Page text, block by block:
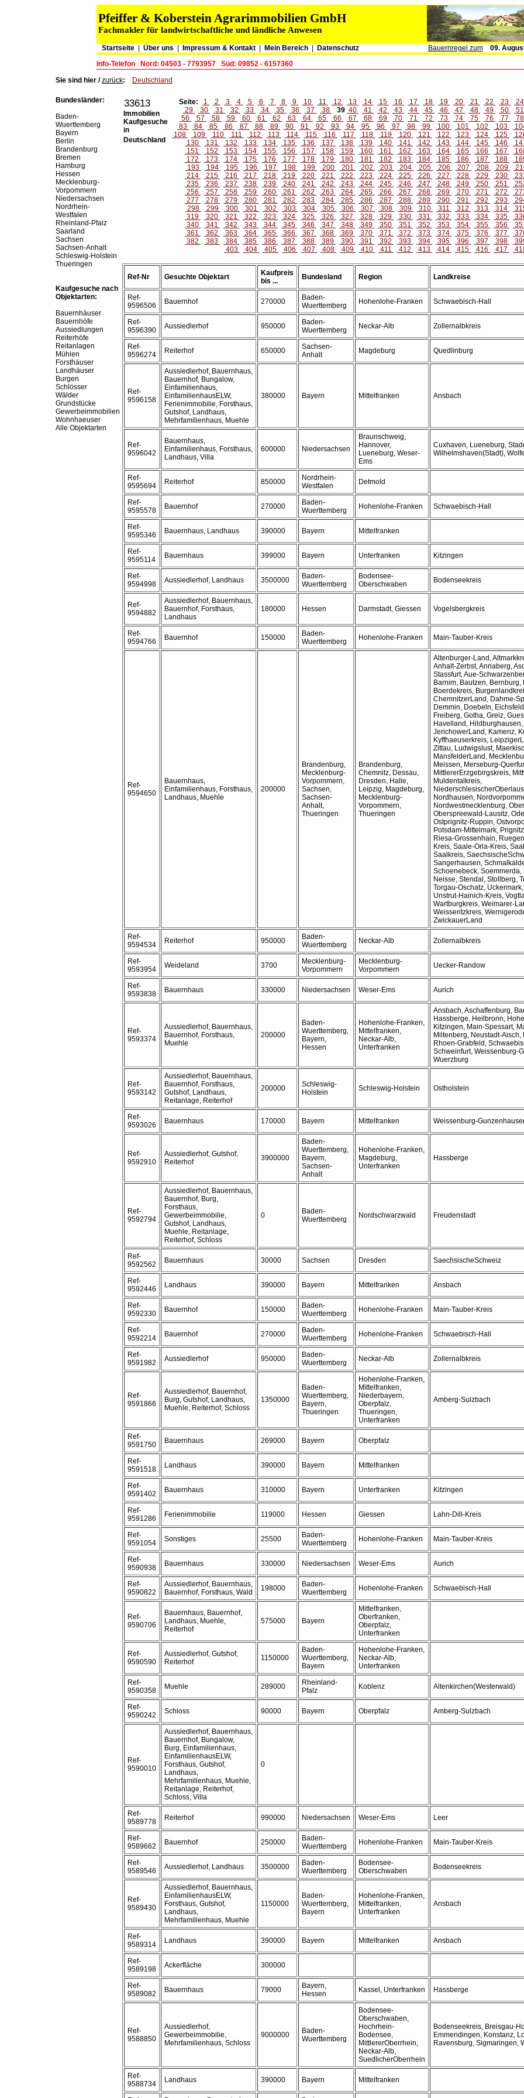
Pfeiffer & Koberstein Agrarimmobilien GmbH
Fachmakler für landwirtschaftliche und ländliche Anwesen
Startseite| Über uns Impressum & Kontakt| Mein Bereich Datenschutz Bauernregel zum
09.
Info-Telefon
Nord: 04503 - 7793957 Süd: 09852 - 6157360
Sie sind hier /zurück: Deutschland
Bundesländer:
Baden-
Wuerttemberg
Bayern
Berlin
Brandenburg
Bremen
Hamburg
Hessen
Mecklenburg-
Vorpommern
Niedersachsen
Nordrhein-
Westfalen
Rheinland-Pfalz
Saarland
Sachsen
Sachsen-Anhalt
Schleswig-Holstein
Thueringen
Kaufgesuche nach
Objektarten:
Bauernhäuser
Bauernhöfe
Aussiedlungen
Reiterhöfe
Reitanlagen
Mühlen
Forsthäuser
Landhäuser
Burgen
Schlösser
Wälder
Grundstücke
Gewerbeimmobilien
Wohnhaeuser
Alle Objektarten
33613
Immobilien
Kaufgesuche
in
Deutschland
Seite: 1 2 3 4 5 6 7 8 9 10 11 12 13 14 15 16 17 18 19 20 21 22 23 24
29
30 31 32 33 34 35 36 37 38 39 40 41 42 43 44 45 46 47 48 49 50 51
56
57 58 59 60 61 62 63 64 65 66 67 68 69 70 71 72 73 74 75 76 77 78
83
84 85 86 87 88 89 90 91 92 93 94 95 96 97 98 99 100 101 102 103
108
109 110 111 112 113 114 115 116 117 118 119 120 121 122 123 124 125
130
131 132 133 134 135 136 137 138 139 140 141 142 143 144 145 146
151
152 153 154 155 156 157 158 159 160 161 162 163 164 165 166 167
172
173 174 175 176 177 178 179 180 181 182 183 184 185 186 187 188
193
194 195 196 197 198 199 200 201 202 203 204 205 206 207 208 209
214
215 216 217 218 219 220 221 222 223 224 225 226 227 228 229 230
235
236 237 238 239 240 241 242 243 244 245 246 247 248 249 250 251
256
257 258 259 260 261 262 263 264 265 266 267 268 269 270 271 272
277
278 279 280 281 282 283 284 285 286 287 288 289 290 291 292 293
298
299 300 301 302 303 304 305 306 307 308 309 310 311 312 313 314
319
320 321 322 323 324 325 326 327 328 329 330 331 332 333 334 335
340
341 342 343 344 345 346 347 348 349 350 351 352 353 354 355 356
361
362 363 364 365 366 367 368 369 370 371 372 373 374 375 376 377
382
383 384 385 386 387 388 389 390 391 392 393 394 395 396 397 398
403
404 405 406 407 408 409 410 411 412 413 414 415 416 417
Ref-Nr Gesuchte Objektart
Kaufpreis
bis ...
Bundesland Region Landkreise
Ref-
9596506
Bauernhof 270000
Baden-
Wuerttemberg
Hohenlohe-Franken Schwaebisch-Hall
Ref-
9596390
Aussiedlerhof 950000
Baden-
Wuerttemberg
Neckar-Alb Zollernalbkreis
Ref-
9596274
Reiterhof 650000
Sachsen-
Anhalt
Magdeburg Quedlinburg
Ref-
9596158
Aussiedlerhof, Bauernhaus,
Bauernhof, Bungalow,
Einfamilienhaus,
EinfamilienhausELW,
Ferienimmobilie, Forsthaus,
Gutshof, Landhaus,
Mehrfamilienhaus, Muehle
380000 Bayern Mittelfranken Ansbach
Ref-
9596042
Bauernhaus,
Einfamilienhaus, Forsthaus,
Landhaus, Villa
600000 Niedersachsen
Braunschweig,
Hannover,
Lueneburg, Weser-
Ems
Cuxhaven, Lueneburg,
Wilhelmshaven(Stadt),
Ref-
9595694
Reiterhof 850000
Nordrhein-
Westfalen
Detmold
Ref-
9595578
Bauernhof 270000
Baden-
Wuerttemberg
Hohenlohe-Franken Schwaebisch-Hall
Ref-
9595346
Bauernhaus, Landhaus 390000 Bayern Mittelfranken
Ref-
9595114
Bauernhaus 399000 Bayern Unterfranken Kitzingen
Ref-
9594998
Aussiedlerhof, Landhaus 3500000
Baden-
Wuerttemberg
Bodensee-
Oberschwaben
Bodenseekreis
Ref-
9594882
Aussiedlerhof, Bauernhaus,
Bauernhof, Forsthaus,
Landhaus
180000 Hessen Darmstadt, Giessen Vogelsbergkreis
Ref-
9594766
Bauernhof 150000
Baden-
Wuerttemberg
Hohenlohe-Franken Main-Tauber-Kreis
Ref-
9594650
Bauernhaus,
Einfamilienhaus, Forsthaus,
Landhaus, Muehle
200000
Brandenburg,
Mecklenburg-
Vorpommern,
Sachsen,
Sachsen-
Anhalt,
Thueringen
Brandenburg,
Chemnitz, Dessau,
Dresden, Halle,
Leipzig, Magdeburg,
Mecklenburg-
Vorpommern,
Thueringen
Altenburger-Land,
Anhalt-Zerbst, Annaberg,
Stassfurt, Aue-
Barnim, Bautzen, Bernburg,
Boerdekreis,
ChemnitzerLand, Dahme-
Demmin, Doebeln,
Freiberg, Gotha, Greiz,
Havelland,
JerichowerLand, Kamenz,
Kyffhaeuserkreis,
Zittau, Ludwigslust,
MansfelderLand,
Meissen, Merseburg-
MittlererErzgebirgskreis,
Muldentalkreis,
Nordhausen,
Nordwestmecklenburg,
Oberspreewald-Lausitz,
Ostprignitz-Ruppin,
Potsdam-Mittelmark,
Riesa-Grossenhain,
Kreis, Saale-Orla-Kreis,
Saalkreis,
Sangerhausen,
Schoenebeck,
Neisse, Stendal, Stollberg,
Torgau-Oschatz,
Unstrut-Hainich-Kreis,
Wartburgkreis, Weimarer-
Weisseritzkreis,
ZwickauerLand
Ref-
9594534
Reiterhof 950000
Baden-
Wuerttemberg
Neckar-Alb Zollernalbkreis
Ref-
9593954
Weideland 3700
Mecklenburg-
Vorpommern
Mecklenburg-
Vorpommern
Uecker-Randow
Ref-
9593838
Bauernhaus 330000 Niedersachsen Weser-Ems Aurich
Ref-
9593374
Aussiedlerhof, Bauernhaus,
Bauernhof, Forsthaus,
Muehle
200000
Baden-
Wuerttemberg,
Bayern,
Hessen
Hohenlohe-Franken,
Mittelfranken,
Neckar-Alb,
Unterfranken
Ansbach, Aschaffenburg,
Hassberge, Heilbronn,
Kitzingen, Main-Spessart,
Miltenberg, Neustadt-
Rhoen-Grabfeld,
Schweinfurt, Weissenburg-
Wuerzburg
Ref-
9593142
Aussiedlerhof, Bauernhaus,
Bauernhof, Forsthaus,
Gutshof, Landhaus,
Reitanlage, Reiterhof
200000
Schleswig-
Holstein
Schleswig-Holstein Ostholstein
Ref-
9593026
Bauernhaus 170000 Bayern Mittelfranken Weissenburg-
Ref-
9592910
Aussiedlerhof, Gutshof,
Reiterhof
3900000
Baden-
Wuerttemberg,
Bayern,
Sachsen-
Anhalt
Hohenlohe-Franken,
Magdeburg,
Unterfranken
Hassberge
Ref-
9592794
Aussiedlerhof, Bauernhaus,
Bauernhof, Burg,
Forsthaus,
Gewerbeimmobilie,
Gutshof, Landhaus,
Muehle, Reitanlage,
Reiterhof, Schloss
0
Baden-
Wuerttemberg
Nordschwarzwald Freudenstadt
Ref-
9592562
Bauernhaus 30000 Sachsen Dresden SaechsischeSchweiz
Ref-
9592446
Landhaus 390000 Bayern Mittelfranken Ansbach
Ref-
9592330
Bauernhof 150000
Baden-
Wuerttemberg
Hohenlohe-Franken Main-Tauber-Kreis
Ref-
9592214
Bauernhof 270000
Baden-
Wuerttemberg
Hohenlohe-Franken Schwaebisch-Hall
Ref-
9591982
Aussiedlerhof 950000
Baden-
Wuerttemberg
Neckar-Alb Zollernalbkreis
Ref-
9591866
Aussiedlerhof, Bauernhof,
Burg, Gutshof, Landhaus,
Muehle, Reiterhof, Schloss
1350000
Baden-
Wuerttemberg,
Bayern,
Thueringen
Hohenlohe-Franken,
Mittelfranken,
Niederbayern,
Oberpfalz,
Thueringen,
Unterfranken
Amberg-Sulzbach
Ref-
9591750
Bauernhaus 269000 Bayern Oberpfalz
Ref-
9591518
Landhaus 390000 Bayern Mittelfranken
Ref-
9591402
Bauernhaus 310000 Bayern Unterfranken Kitzingen
Ref-
9591286
Ferienimmobilie 119000 Hessen Giessen Lahn-Dill-Kreis
Ref-
9591054
Sonstiges 25500
Baden-
Wuerttemberg
Hohenlohe-Franken Main-Tauber-Kreis
Ref-
9590938
Bauernhaus 330000 Niedersachsen Weser-Ems Aurich
Ref-
9590822
Aussiedlerhof, Bauernhaus,
Bauernhof, Forsthaus, Wald
198000
Baden-
Wuerttemberg
Hohenlohe-Franken Schwaebisch-Hall
Ref-
9590706
Bauernhaus, Bauernhof,
Landhaus, Muehle,
Reiterhof
575000 Bayern
Mittelfranken,
Oberfranken,
Oberpfalz,
Unterfranken
Ref-
9590590
Aussiedlerhof, Gutshof,
Reiterhof
1150000
Baden-
Wuerttemberg,
Bayern
Hohenlohe-Franken,
Neckar-Alb,
Unterfranken
Ref-
9590358
Muehle 289000
Rheinland-
Pfalz
Koblenz Altenkirchen(Westerwald)
Ref-
9590242
Schloss 90000 Bayern Oberpfalz Amberg-Sulzbach
Ref-
9590010
Aussiedlerhof, Bauernhaus,
Bauernhof, Bungalow,
Burg, Einfamilienhaus,
EinfamilienhausELW,
Forsthaus, Gutshof,
Landhaus,
Mehrfamilienhaus, Muehle,
Reitanlage, Reiterhof,
Schloss, Villa
0
Ref-
9589778
Reiterhof 990000 Niedersachsen Weser-Ems Leer
Ref-
9589662
Bauernhof 250000
Baden-
Wuerttemberg
Hohenlohe-Franken Main-Tauber-Kreis
Ref-
9589546
Aussiedlerhof, Landhaus 3500000
Baden-
Wuerttemberg
Bodensee-
Oberschwaben
Bodenseekreis
Ref-
9589430
Aussiedlerhof, Bauernhaus,
EinfamilienhausELW,
Forsthaus, Gutshof,
Landhaus,
Mehrfamilienhaus, Muehle
1150000
Baden-
Wuerttemberg,
Bayern
Hohenlohe-Franken,
Mittelfranken,
Unterfranken
Ansbach
Ref-
9589314
Landhaus 390000 Bayern Mittelfranken Ansbach
Ref-
9589198
Ackerfläche 300000
Ref-
9589082
Bauernhaus 79000
Bayern,
Hessen
Kassel, Unterfranken Hassberge
Ref-
9588850
Aussiedlerhof,
Gewerbeimmobilie,
Mehrfamilienhaus, Schloss
9000000
Baden-
Wuerttemberg
Bodensee-
Oberschwaben,
Hochrhein-
Bodensee,
MittlererOberrhein,
Neckar-Alb,
SuedlicherOberrhein
Bodenseekreis, Breisgau-
Emmendingen, Konstanz,
Ravensburg, Sigmaringen,
Ref-
9588734
Landhaus 390000 Bayern Mittelfranken